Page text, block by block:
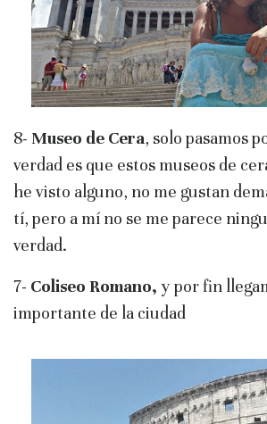
8- Museo de Cera, solo pasamos
verdad es que estos museos de
he visto alguno, no me gustan
tí, pero a mí no se me parece
verdad.
7- Coliseo Romano, y por fin
importante de la ciudad